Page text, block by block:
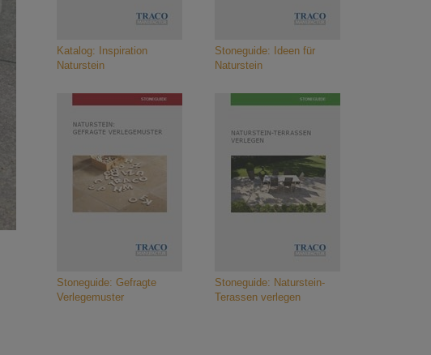
Katalog: Inspiration
Naturstein
Stoneguide: Ideen für
Naturstein
Stoneguide: Gefragte
Verlegemuster
Stoneguide: Naturstein-
Terassen verlegen